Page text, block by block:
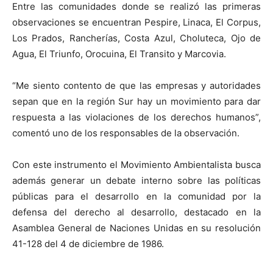
Entre las comunidades donde se realizó las primeras
observaciones se encuentran Pespire, Linaca, El Corpus,
Los Prados, Rancherías, Costa Azul, Choluteca, Ojo de
Agua, El Triunfo, Orocuina, El Transito y Marcovia.
“Me siento contento de que las empresas y autoridades
sepan que en la región Sur hay un movimiento para dar
respuesta a las violaciones de los derechos humanos”,
comentó uno de los responsables de la observación.
Con este instrumento el Movimiento Ambientalista busca
además generar un debate interno sobre las políticas
públicas para el desarrollo en la comunidad por la
defensa del derecho al desarrollo, destacado en la
Asamblea General de Naciones Unidas en su resolución
41-128 del 4 de diciembre de 1986.